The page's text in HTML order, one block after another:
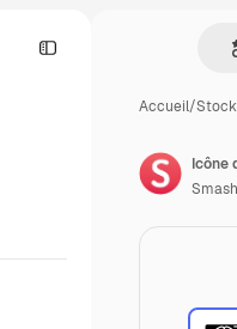
Accueil/Stock
Icône